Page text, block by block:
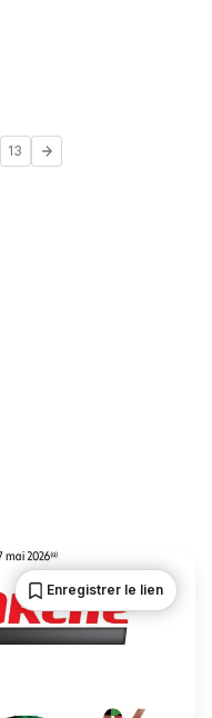
13
Enregistrer le lien